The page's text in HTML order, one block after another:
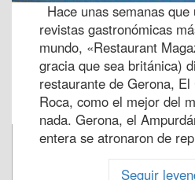
Hace unas semanas que
revistas gastronómicas
mundo, «Restaurant
gracia que sea británica)
restaurante de Gerona,
Roca, como el mejor del
nada. Gerona, el
entera se atronaron de
Seguir